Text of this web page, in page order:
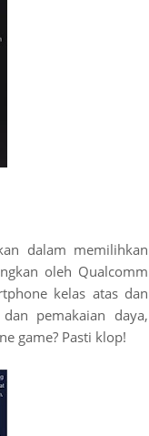
dalam memilihkan
oleh Qualcomm
kelas atas dan
pemakaian daya,
game? Pasti klop!